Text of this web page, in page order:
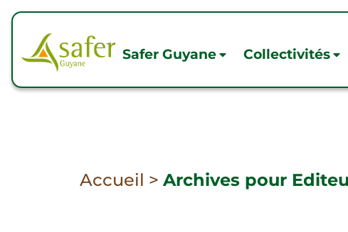
Safer Guyane Collectivités
Accueil > Archives pour